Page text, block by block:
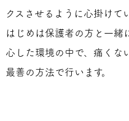
クスさせるように心掛けて
はじめは保護者の方と一緒
心した環境の中で、痛くな
最善の方法で行います。